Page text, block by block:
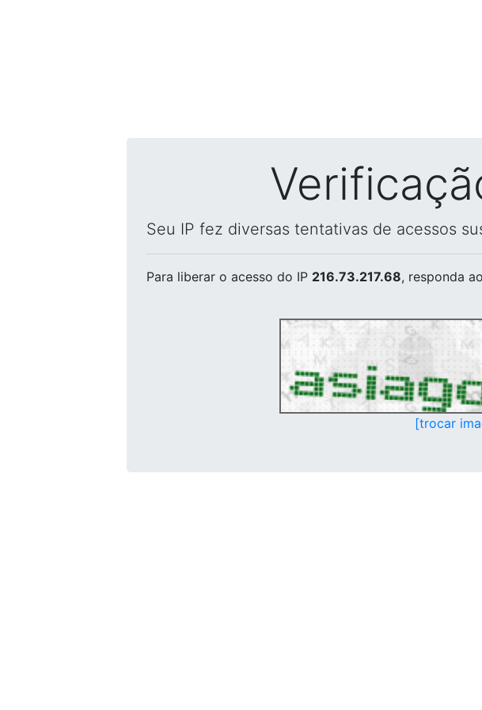
Seu IP fez diversas tentativas de acessos
Para liberar o acesso do IP 216.73.217.68, responda
[trocar